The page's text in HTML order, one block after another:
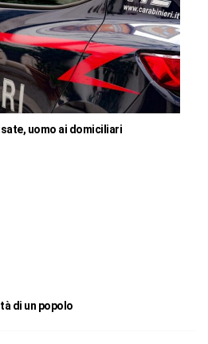
uomo ai domiciliari
di un popolo